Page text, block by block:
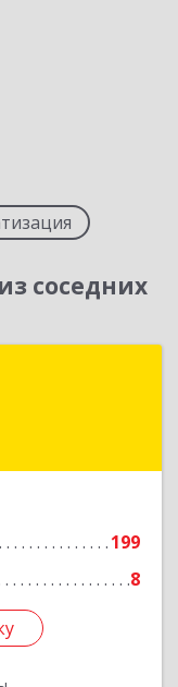
соседних
199
8
г, Ленина пр-